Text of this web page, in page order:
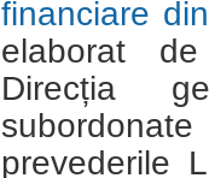
financiare
elaborat de
Direcția
prevederile